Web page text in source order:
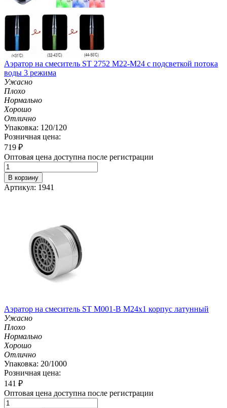
Аэратор на смеситель ST 2752 M22-M24 с подсветкой потока
воды 3 режима
Ужасно
Плохо
Нормально
Хорошо
Отлично
Упаковка: 120/120
Розничная цена:
719 ₽
Оптовая цена доступна после регистрации
В корзину
Артикул: 1941
Аэратор на смеситель ST М001-B М24х1 корпус латунный
Ужасно
Плохо
Нормально
Хорошо
Отлично
Упаковка: 20/1000
Розничная цена:
141 ₽
Оптовая цена доступна после регистрации